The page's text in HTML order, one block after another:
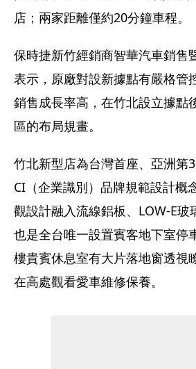
店；兩家距離僅約20分鐘車程。
保時捷新竹經銷商智華汽車銷售
表示，原廠對設新據點有嚴格管
銷售成長率高，在竹北設立據點
區的布局規畫。
竹北新型店為台灣首座、亞洲第
CI（企業識別）品牌規範設計概
觀設計融入流線鋁板、LOW-E玻
也是全台唯一設置賓客地下室停
樓貴賓休息室有大片落地窗透視
在高處觀看愛車維修保養。